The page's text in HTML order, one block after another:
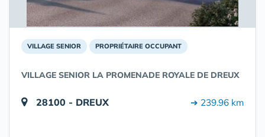
VILLAGE SENIOR PROPRIÉTAIRE OCCUPANT
VILLAGE SENIOR LA PROMENADE ROYALE DE DREUX
28100 - DREUX ➔ 239.96 km